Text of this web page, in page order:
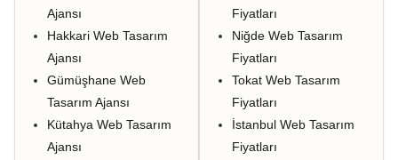
Ajansı
Hakkari Web Tasarım
Ajansı
Gümüşhane Web
Tasarım Ajansı
Kütahya Web Tasarım
Ajansı
Fiyatları
Niğde Web Tasarım
Fiyatları
Tokat Web Tasarım
Fiyatları
İstanbul Web Tasarım
Fiyatları